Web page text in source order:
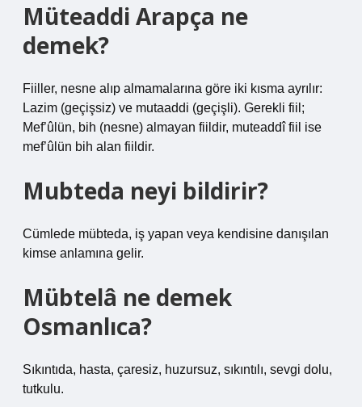
Müteaddi Arapça ne
demek?
Fiiller, nesne alıp almamalarına göre iki kısma ayrılır:
Lazim (geçişsiz) ve mutaaddi (geçişli). Gerekli fiil;
Mef’ûlün, bih (nesne) almayan fiildir, muteaddî fiil ise
mef’ûlün bih alan fiildir.
Mubteda neyi bildirir?
Cümlede mübteda, iş yapan veya kendisine danışılan
kimse anlamına gelir.
Mübtelâ ne demek
Osmanlıca?
Sıkıntıda, hasta, çaresiz, huzursuz, sıkıntılı, sevgi dolu,
tutkulu.